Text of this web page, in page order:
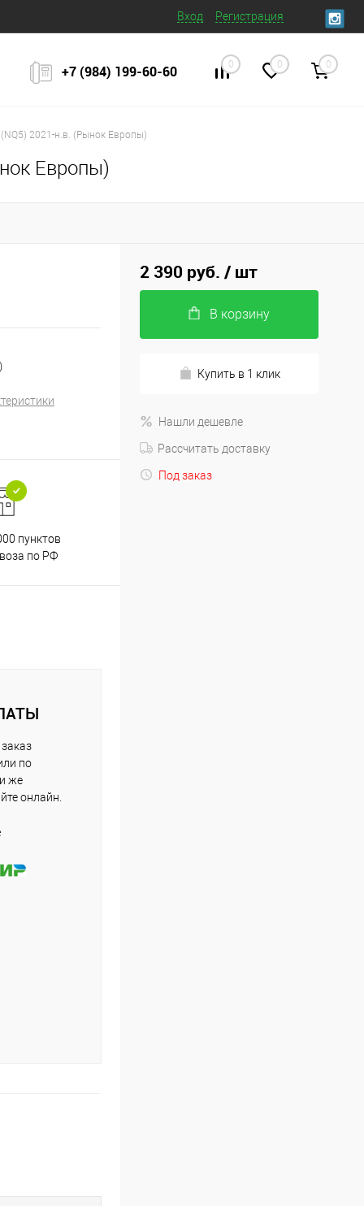
Вход Регистрация
+7 (984) 199‒60‒60 0 0 0
2021-н.в. (Рынок Европы)
Европы)
пунктов
по РФ
по
же
онлайн.
2 390 руб. / шт
В корзину
Купить в 1 клик
Нашли дешевле
Рассчитать доставку
Под заказ